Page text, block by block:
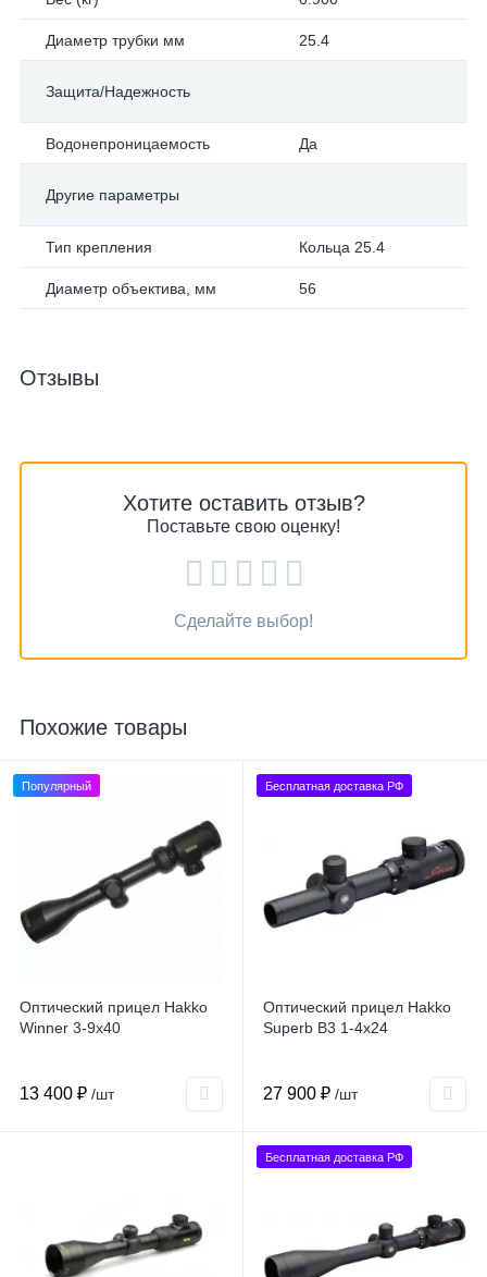
Диаметр трубки мм 25.4
Защита/Надежность
Водонепроницаемость Да
Другие параметры
Тип крепления Кольца 25.4
Диаметр объектива, мм 56
Отзывы
Хотите оставить отзыв?
Поставьте свою оценку!
Сделайте выбор!
Похожие товары
Популярный
Оптический прицел Hakko
Winner 3-9x40
13 400 ₽ /шт
Бесплатная доставка РФ
Оптический прицел Hakko
Superb B3 1-4x24
27 900 ₽ /шт
Бесплатная доставка РФ